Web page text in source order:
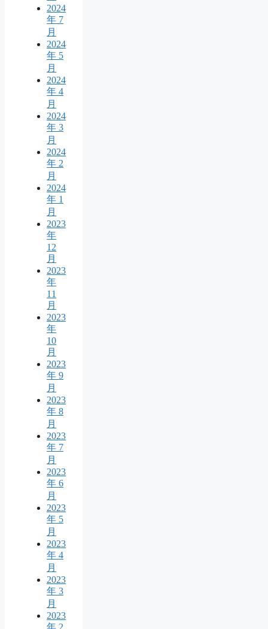
2024
年 7
月
2024
年 5
月
2024
年 4
月
2024
年 3
月
2024
年 2
月
2024
年 1
月
2023
年
12
月
2023
年
11
月
2023
年
10
月
2023
年 9
月
2023
年 8
月
2023
年 7
月
2023
年 6
月
2023
年 5
月
2023
年 4
月
2023
年 3
月
2023